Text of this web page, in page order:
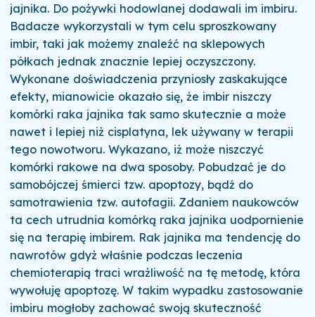
jajnika. Do pożywki hodowlanej dodawali im imbiru.
Badacze wykorzystali w tym celu sproszkowany
imbir, taki jak możemy znaleźć na sklepowych
półkach jednak znacznie lepiej oczyszczony.
Wykonane doświadczenia przyniosły zaskakujące
efekty, mianowicie okazało się, że imbir niszczy
komórki raka jajnika tak samo skutecznie a może
nawet i lepiej niż cisplatyna, lek używany w terapii
tego nowotworu. Wykazano, iż może niszczyć
komórki rakowe na dwa sposoby. Pobudzać je do
samobójczej śmierci tzw. apoptozy, bądź do
samotrawienia tzw. autofagii. Zdaniem naukowców
ta cech utrudnia komórką raka jajnika uodpornienie
się na terapię imbirem. Rak jajnika ma tendencję do
nawrotów gdyż właśnie podczas leczenia
chemioterapią traci wrażliwość na tę metodę, która
wywołuję apoptozę. W takim wypadku zastosowanie
imbiru mogłoby zachować swoją skuteczność